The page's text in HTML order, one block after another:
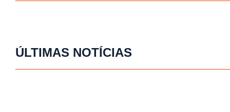
ÚLTIMAS NOTÍCIAS